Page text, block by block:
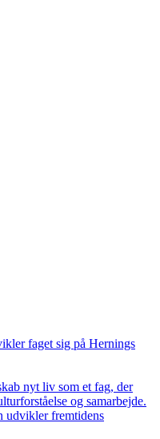
faget sig på Hernings
nyt liv som et fag, der
og samarbejde.
udvikler fremtidens